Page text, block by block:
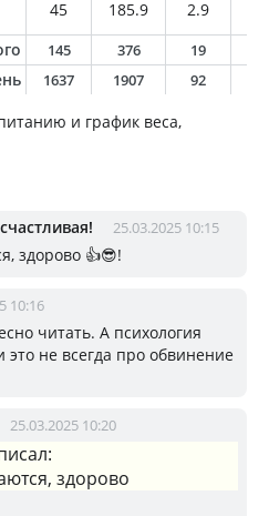
45 185.9 2.9
145 376 19
1637 1907 92
и график веса,
25.03.2025 10:15
здорово 👍😎!
10:16
читать. А психология
это не всегда про обвинение
25.03.2025 10:20
здорово